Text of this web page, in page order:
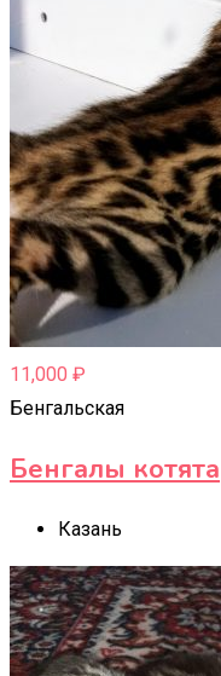
11,000 ₽
Бенгальская
Бенгалы котята
Казань